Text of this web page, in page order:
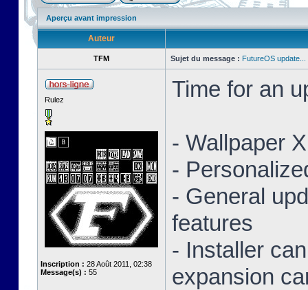
Aperçu avant impression
Auteur
TFM Sujet du message : FutureOS update...
Rulez
Inscription : 28 Août 2011, 02:38
Message(s) : 55
Time for an
- Wallpaper
-
- General
features
- Installer
expansion